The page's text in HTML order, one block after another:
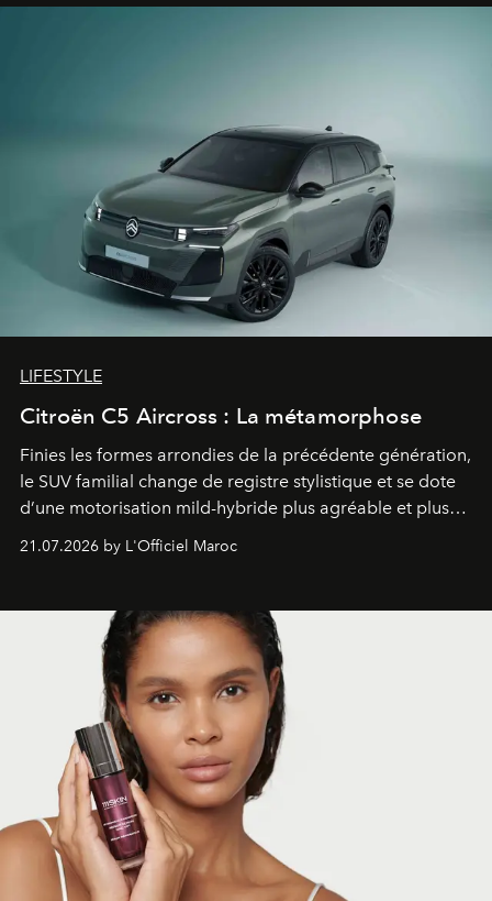
LIFESTYLE
Citroën C5 Aircross : La métamorphose
Finies les formes arrondies de la précédente génération,
le SUV familial change de registre stylistique et se dote
d’une motorisation mild-hybride plus agréable et plus
gagné en maturité.
21.07.2026 by L'Officiel Maroc